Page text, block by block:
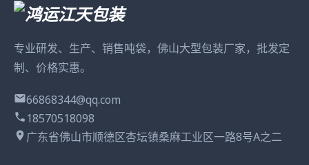
专业研发、生产、销售吨袋，佛山大型包装厂家，批发定
制、价格实惠。
66868344@qq.com
18570518098
广东省佛山市顺德区杏坛镇桑麻工业区一路8号A之二